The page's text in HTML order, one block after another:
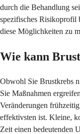
durch die Behandlung
spezifisches Risikoprofil
diese Möglichkeiten zu
Wie kann
Obwohl Sie Brustkrebs
Sie Maßnahmen
Veränderungen
effektivsten ist. Kleine,
Zeit einen bedeutenden